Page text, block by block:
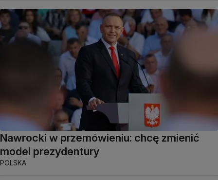
Nawrocki w przemówieniu: chcę zmienić
model prezydentury
POLSKA